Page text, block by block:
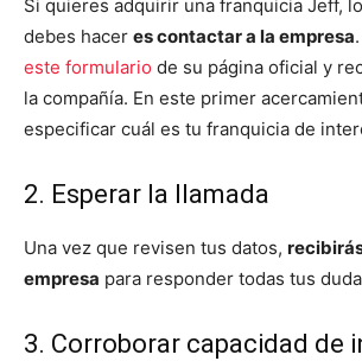
Si quieres adquirir una franquicia Jeff,
debes hacer es contactar a la empresa
este formulario de su página oficial y
la compañía. En este primer
especificar cuál es tu franquicia de
2. Esperar la llamada
Una vez que revisen tus datos,
empresa para responder todas tus
3. Corroborar capacidad de